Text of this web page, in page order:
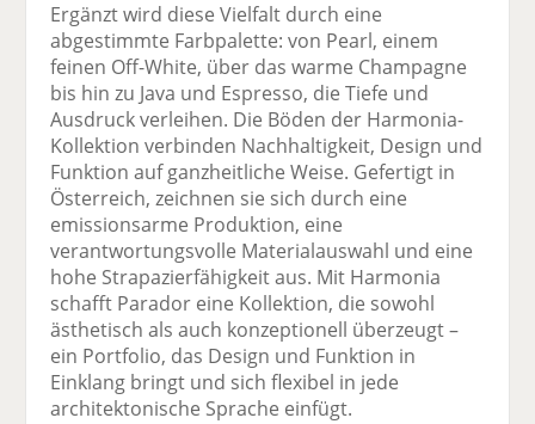
Ergänzt wird diese Vielfalt durch eine
abgestimmte Farbpalette: von Pearl, einem
feinen Off-White, über das warme Champagne
bis hin zu Java und Espresso, die Tiefe und
Ausdruck verleihen. Die Böden der Harmonia-
Kollektion verbinden Nachhaltigkeit, Design und
Funktion auf ganzheitliche Weise. Gefertigt in
Österreich, zeichnen sie sich durch eine
emissionsarme Produktion, eine
verantwortungsvolle Materialauswahl und eine
hohe Strapazierfähigkeit aus. Mit Harmonia
schafft Parador eine Kollektion, die sowohl
ästhetisch als auch konzeptionell überzeugt –
ein Portfolio, das Design und Funktion in
Einklang bringt und sich flexibel in jede
architektonische Sprache einfügt.